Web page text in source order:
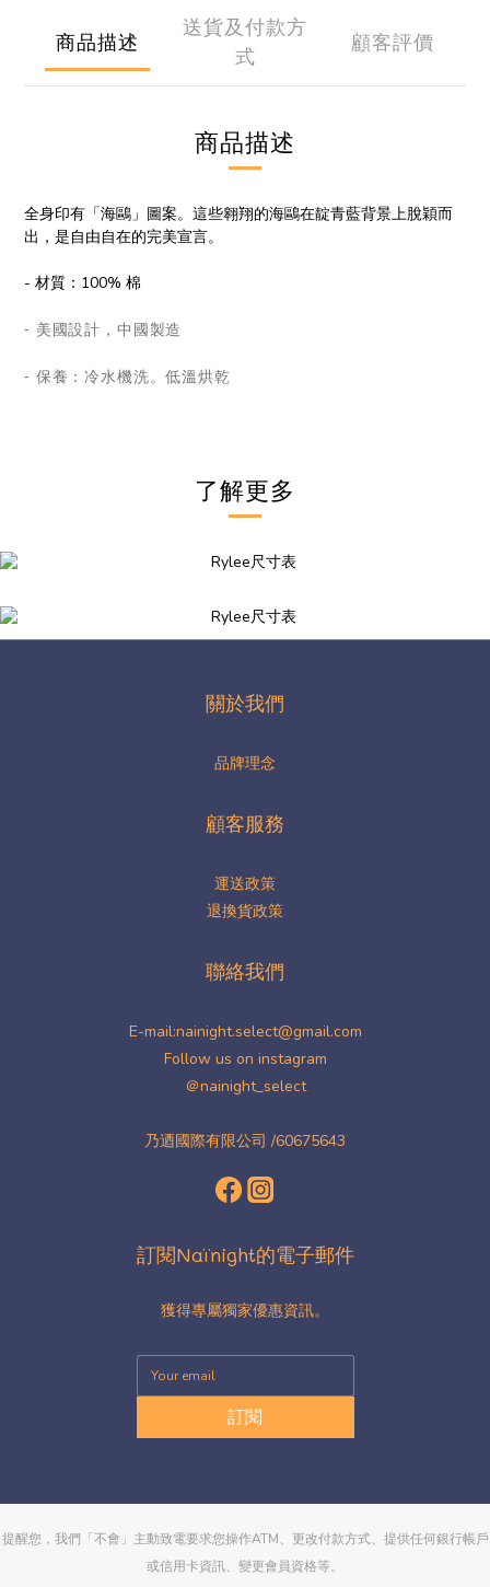
商品描述
送貨及付款方
式
顧客評價
商品描述
全身印有「海鷗」圖案。這些翱翔的海鷗在靛青藍背景上脫穎而
出，是自由自在的完美宣言。
- 材質 ：100% 棉
- 美國設計，中國製造
- 保養 ：冷水機洗。低溫烘乾
了解更多
關於我們
品牌理念
顧客服務
運送政策
退換貨政策
聯絡我們
E-mail:nainight.select@gmail.com
Follow us on instagram
＠nainight_select
乃迺國際有限公司 /60675643
訂閱Naïnight的電子郵件
獲得專屬獨家優惠資訊。
訂閱
提醒您，我們「不會」主動致電要求您操作ATM、更改付款方式、提供任何銀行帳戶
或信用卡資訊、變更會員資格等。